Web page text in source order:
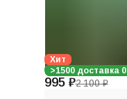
Хит
>1500 доставка 0
995 ₽2 100 ₽